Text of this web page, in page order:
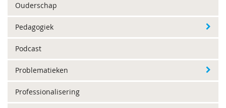
Ouderschap
Pedagogiek
Podcast
Problematieken
Professionalisering